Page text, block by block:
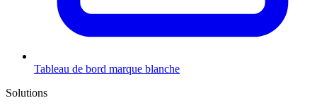
Tableau de bord marque blanche
Solutions